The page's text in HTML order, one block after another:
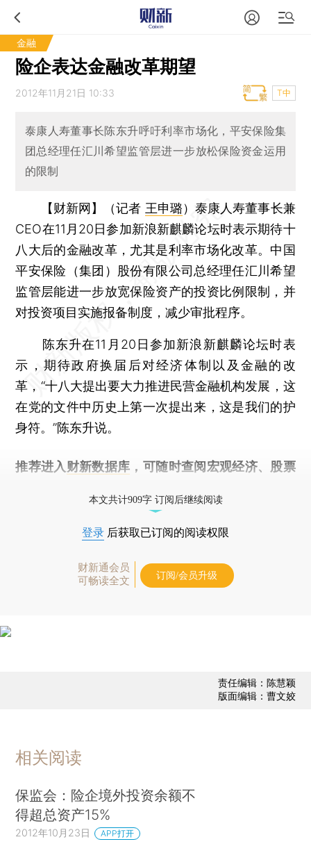
金融
险企表达金融改革期望
2012年11月21日 10:33 T中
泰康人寿董事长陈东升呼吁利率市场化，平安保险集
团总经理任汇川希望监管层进一步放松保险资金运用
的限制
【财新网】（记者 王申璐） 泰康人寿董事长兼
CEO在11月20日参加新浪新麒麟论坛时表示期待十
八大后的金融改革，尤其是利率市场化改革。中国
平安保险（集团）股份有限公司总经理任汇川希望
监管层能进一步放宽保险资产的投资比例限制，并
对投资项目实施报备制度，减少审批程序。
陈东升在11月20日参加新浪新麒麟论坛时表
示，期待政府换届后对经济体制以及金融的改
革，“十八大提出要大力推进民营金融机构发展，这
在党的文件中历史上第一次提出来，这是我们的护
身符。”陈东升说。
推荐进入 财新数据库 ，可随时查阅宏观经济、股票
本文共计909字 订阅后继续阅读
登录 后获取已订阅的阅读权限
财新通会员
可畅读全文
订阅/会员升级
责任编辑：陈慧颖
版面编辑：曹文姣
相关阅读
保监会：险企境外投资余额不
得超总资产15%
2012年10月23日 APP打开